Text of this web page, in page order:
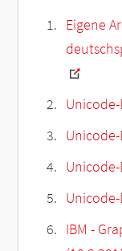
Eigene
IBM -